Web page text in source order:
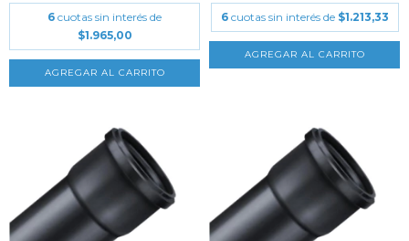
6 cuotas sin interés de
$1.965,00
6 cuotas sin interés de $1.213,33